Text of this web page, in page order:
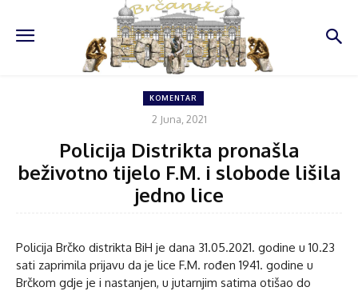
KOMENTAR
2 Juna, 2021
Policija Distrikta pronašla
beživotno tijelo F.M. i slobode lišila
jedno lice
Policija Brčko distrikta BiH je dana 31.05.2021. godine u 10.23
sati zaprimila prijavu da je lice F.M. rođen 1941. godine u
Brčkom gdje je i nastanjen, u jutarnjim satima otišao do